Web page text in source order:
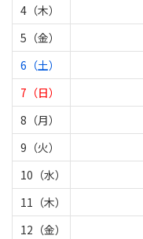
4（木）
5（金）
6（土）
7（日）
8（月）
9（火）
10（水）
11（木）
12（金）